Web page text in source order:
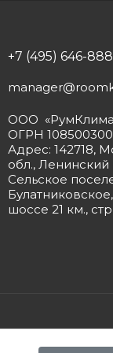
+7 (495) 646-
ООО
ОГРН
Адрес: 142718,
обл., Ленинский
Сельское
шоссе 21 км.,